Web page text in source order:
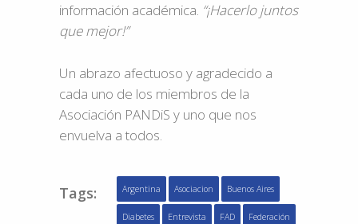
información académica. “¡Hacerlo juntos
que mejor!”
Un abrazo afectuoso y agradecido a
cada uno de los miembros de la
Asociación PANDiS y uno que nos
envuelva a todos.
Tags: Argentina Asociacion Buenos Aires
Diabetes Entrevista FAD Federación